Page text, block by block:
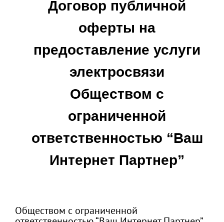
Договор публичной
оферты на
предоставление услуги
электросвязи
Обществом с
ограниченной
ответственностью “Ваш
Интернет Партнер”
Обществом с ограниченной